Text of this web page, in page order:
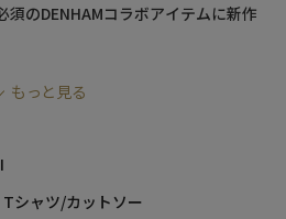
須のDENHAMコラボアイテムに新作
シザーモチーフを配色カラーでプ
にはDENHAMのアイコンであるシ
しらいました。
もっと見る
Tシャツ/カットソー